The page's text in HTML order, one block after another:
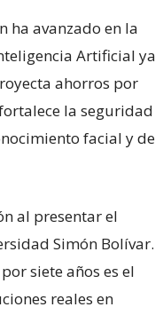
ha avanzado en la
Artificial ya
ahorros por
la seguridad
facial y de
al presentar el
Simón Bolívar.
siete años es el
reales en